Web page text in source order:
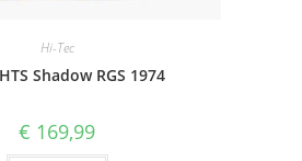
Hi-Tec
Shadow RGS 1974
€ 169,99